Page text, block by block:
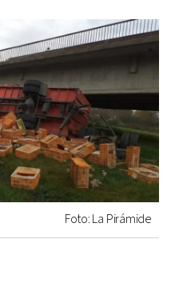
Foto: La Pirámide